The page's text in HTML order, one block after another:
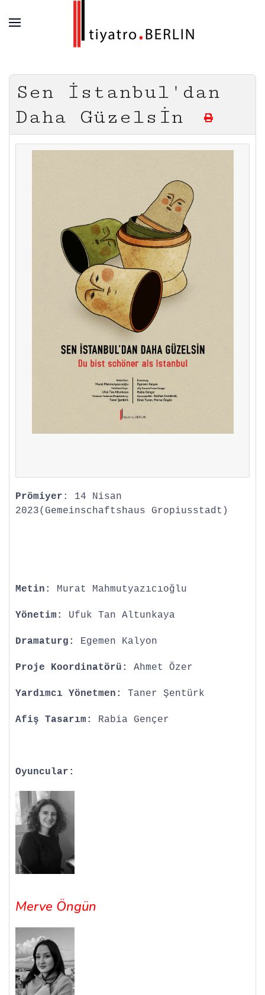
Sen İstanbul'dan
Daha Güzelsin
Prömiyer : 14 Nisan
2023(Gemeinschaftshaus Gropiusstadt)
Metin: Murat Mahmutyazıcıoğlu
Yönetim: Ufuk Tan Altunkaya
Dramaturg: Egemen Kalyon
Proje Koordinatörü: Ahmet Özer
Yardımcı Yönetmen: Taner Şentürk
Afiş Tasarım: Rabia Gençer
Oyuncular:
Merve Öngün